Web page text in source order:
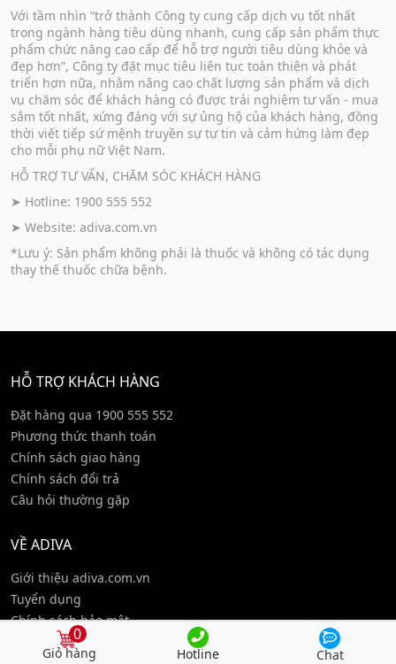
Với tầm nhìn “trở thành Công ty cung cấp dịch vụ tốt nhất
trong ngành hàng tiêu dùng nhanh, cung cấp sản phẩm thực
phẩm chức năng cao cấp để hỗ trợ người tiêu dùng khỏe và
đẹp hơn”, Công ty đặt mục tiêu liên tục toàn thiện và phát
triển hơn nữa, nhằm nâng cao chất lượng sản phẩm và dịch
vụ chăm sóc để khách hàng có được trải nghiệm tư vấn - mua
sắm tốt nhất, xứng đáng với sự ủng hộ của khách hàng, đồng
thời viết tiếp sứ mệnh truyền sự tự tin và cảm hứng làm đẹp
cho mỗi phụ nữ Việt Nam.
HỖ TRỢ TƯ VẤN, CHĂM SÓC KHÁCH HÀNG
➤ Hotline: 1900 555 552
➤ Website: adiva.com.vn
*Lưu ý: Sản phẩm không phải là thuốc và không có tác dụng
thay thế thuốc chữa bệnh.
HỖ TRỢ KHÁCH HÀNG
Đặt hàng qua 1900 555 552
Phương thức thanh toán
Chính sách giao hàng
Chính sách đổi trả
Câu hỏi thường gặp
VỀ ADIVA
Giới thiệu adiva.com.vn
Tuyển dụng
Chính sách bảo mật
Điều khoản sử dụng
0
Hotline Chat